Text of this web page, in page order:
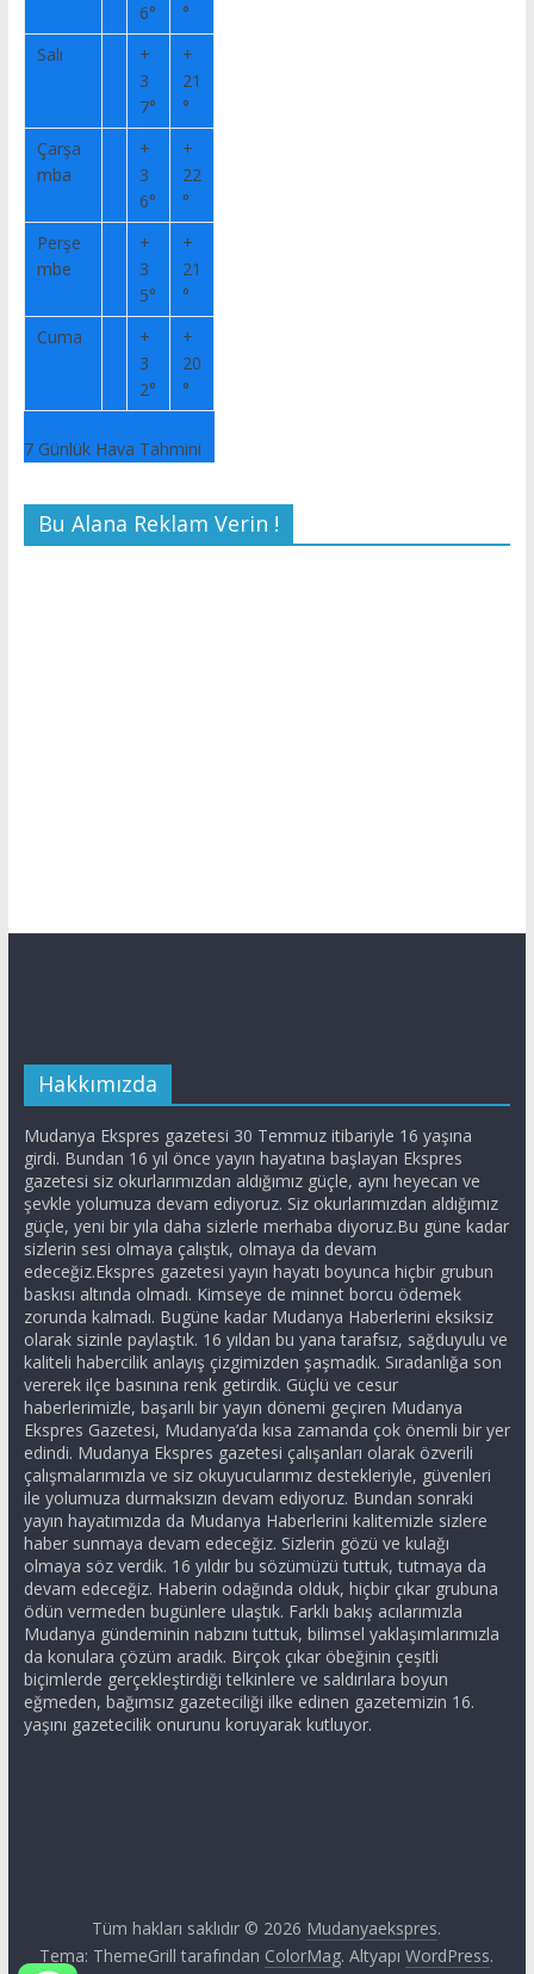
6°
°
Salı
+
3
7°
+
21
°
Çarşa
mba
+
3
6°
+
22
°
Perşe
mbe
+
3
5°
+
21
°
Cuma
+
3
2°
+
20
°
7 Günlük Hava Tahmini
Bu Alana Reklam Verin !
Hakkımızda
Mudanya Ekspres gazetesi 30 Temmuz itibariyle 16 yaşına
girdi. Bundan 16 yıl önce yayın hayatına başlayan Ekspres
gazetesi siz okurlarımızdan aldığımız güçle, aynı heyecan ve
şevkle yolumuza devam ediyoruz. Siz okurlarımızdan aldığımız
güçle, yeni bir yıla daha sizlerle merhaba diyoruz.Bu güne kadar
sizlerin sesi olmaya çalıştık, olmaya da devam
edeceğiz.Ekspres gazetesi yayın hayatı boyunca hiçbir grubun
baskısı altında olmadı. Kimseye de minnet borcu ödemek
zorunda kalmadı. Bugüne kadar Mudanya Haberlerini eksiksiz
olarak sizinle paylaştık. 16 yıldan bu yana tarafsız, sağduyulu ve
kaliteli habercilik anlayış çizgimizden şaşmadık. Sıradanlığa son
vererek ilçe basınına renk getirdik. Güçlü ve cesur
haberlerimizle, başarılı bir yayın dönemi geçiren Mudanya
Ekspres Gazetesi, Mudanya’da kısa zamanda çok önemli bir yer
edindi. Mudanya Ekspres gazetesi çalışanları olarak özverili
çalışmalarımızla ve siz okuyucularımız destekleriyle, güvenleri
ile yolumuza durmaksızın devam ediyoruz. Bundan sonraki
yayın hayatımızda da Mudanya Haberlerini kalitemizle sizlere
haber sunmaya devam edeceğiz. Sizlerin gözü ve kulağı
olmaya söz verdik. 16 yıldır bu sözümüzü tuttuk, tutmaya da
devam edeceğiz. Haberin odağında olduk, hiçbir çıkar grubuna
ödün vermeden bugünlere ulaştık. Farklı bakış acılarımızla
Mudanya gündeminin nabzını tuttuk, bilimsel yaklaşımlarımızla
da konulara çözüm aradık. Birçok çıkar öbeğinin çeşitli
biçimlerde gerçekleştirdiği telkinlere ve saldırılara boyun
eğmeden, bağımsız gazeteciliği ilke edinen gazetemizin 16.
yaşını gazetecilik onurunu koruyarak kutluyor.
Tüm hakları saklıdır © 2026 Mudanyaekspres.
Tema: ThemeGrill tarafından ColorMag. AltyapıWordPress.